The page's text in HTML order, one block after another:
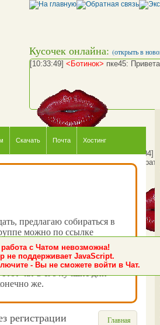
Кусочек онлайна: (открыть в
[10:33:49] <Ботинок> пке45:
[10:35:04]
[10:35:41]<пке45>away: ушел
Скачать Почта Хостинг
предлагаю собираться в
можно по ссылке
там ещё никого не будет, но
этот чат в его лучшие дни -
же.
регистрации Главная
работа с Чатом невозможна!
не поддерживает JavaScript.
- Вы не сможете войти в Чат.